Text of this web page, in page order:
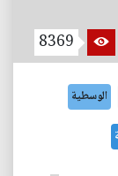
8369
الوسطية